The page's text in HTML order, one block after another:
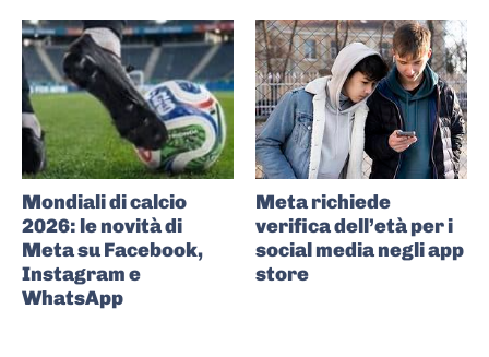
Mondiali di calcio
2026: le novità di
Meta su Facebook,
Instagram e
WhatsApp
Meta richiede
verifica dell’età per i
social media negli app
store